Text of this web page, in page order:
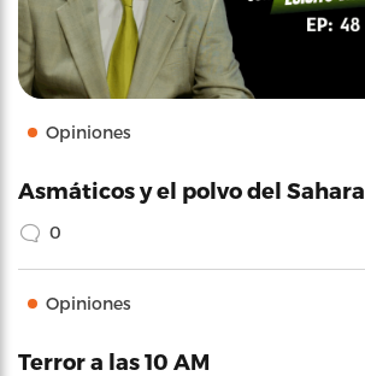
Opiniones
Asmáticos y el polvo del Sahara
0
Opiniones
Terror a las 10 AM